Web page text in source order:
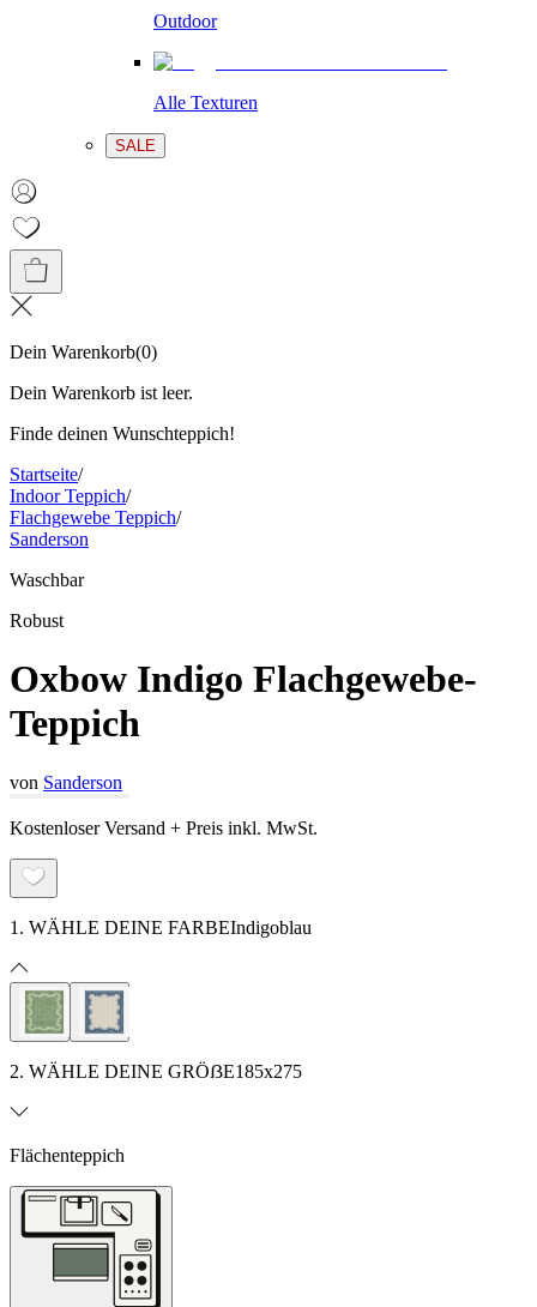
Outdoor
Alle Texturen
SALE
Dein Warenkorb(0)
Dein Warenkorb ist leer.
Finde deinen Wunschteppich!
Startseite/
Indoor Teppich/
Flachgewebe Teppich/
Sanderson
Waschbar
Robust
Oxbow Indigo Flachgewebe-
Teppich
von Sanderson
Kostenloser Versand + Preis inkl. MwSt.
1. WÄHLE DEINE FARBEIndigoblau
2. WÄHLE DEINE GRÖẞE185x275
Flächenteppich